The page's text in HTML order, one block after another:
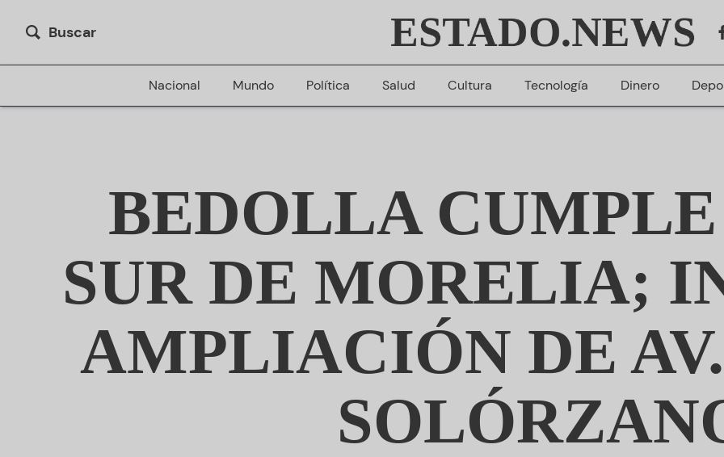
Buscar ESTADO.NEWS
Nacional Mundo Política Salud Cultura Tecnología Dinero
BEDOLLA
SUR DE MORELIA;
AMPLIACIÓN DE